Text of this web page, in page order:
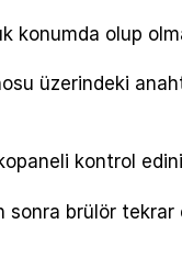
konumda olup
üzerindeki
kontrol
sonra brülör tekrar